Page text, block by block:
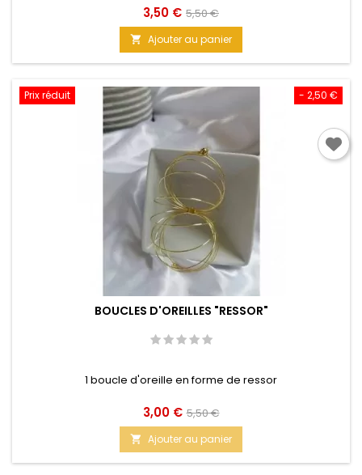
Prix
3,50 € Prix
de
base
5,50 €
 Ajouter au panier
- 2,50 €
Prix réduit
BOUCLES D'OREILLES "RESSOR"
1 boucle d'oreille en forme de ressor
Prix
3,00 € Prix
de
base
5,50 €
 Ajouter au panier